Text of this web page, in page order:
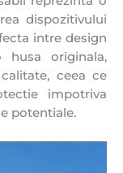
dispozitivului
intre design
husa originala,
ceea ce
impotriva
potentiale.